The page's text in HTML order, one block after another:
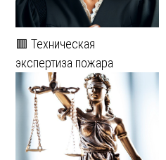
🟥 Техническая
экспертиза пожара